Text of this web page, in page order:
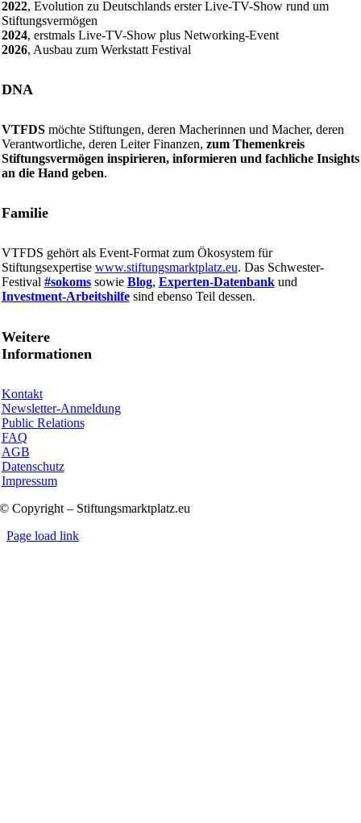
2022, Evolution zu Deutschlands erster Live-TV-Show rund um
Stiftungsvermögen
2024, erstmals Live-TV-Show plus Networking-Event
2026, Ausbau zum Werkstatt Festival
DNA
VTFDS möchte Stiftungen, deren Macherinnen und Macher, deren
Verantwortliche, deren Leiter Finanzen, zum Themenkreis
Stiftungsvermögen inspirieren, informieren und fachliche Insights
an die Hand geben.
Familie
VTFDS gehört als Event-Format zum Ökosystem für
Stiftungsexpertise www.stiftungsmarktplatz.eu. Das Schwester-
Festival #sokomssowie Blog, Experten-Datenbankund
Investment-Arbeitshilfesind ebenso Teil dessen.
Weitere
Informationen
Kontakt
Newsletter-Anmeldung
Public Relations
FAQ
AGB
Datenschutz
Impressum
© Copyright – Stiftungsmarktplatz.eu
Page load link